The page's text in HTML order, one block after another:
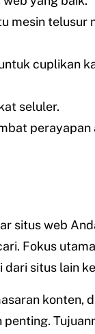
mesin telusur
cuplikan
seluler.
situs web
Fokus
situs lain
konten,